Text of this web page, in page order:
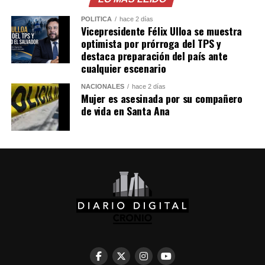
familias que llegan a
disfrutar de SívarLand.
Te contamos:…
pic.twitter.com/rieFL19wiF
— Diario Digital Cronio
(@croniosv)
De acuerdo con el video compartido por el alcalde,
durante el procedimiento el comerciante se mostró
denunciante. Finalmente, el hombre entregó el dinero al
POLÍTICA hace 2 días
Vicepresidente Félix Ulloa se muestra
optimista por prórroga del TPS y
destaca preparación del país ante
cualquier escenario
NACIONALES hace 2 días
Mujer es asesinada por su compañero
de vida en Santa Ana